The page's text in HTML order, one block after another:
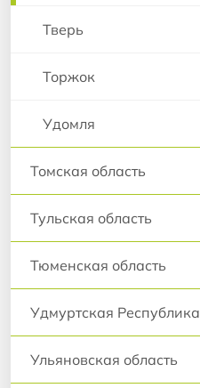
Тверь
Торжок
Удомля
Томская область
Тульская область
Тюменская область
Удмуртская Республика
Ульяновская область